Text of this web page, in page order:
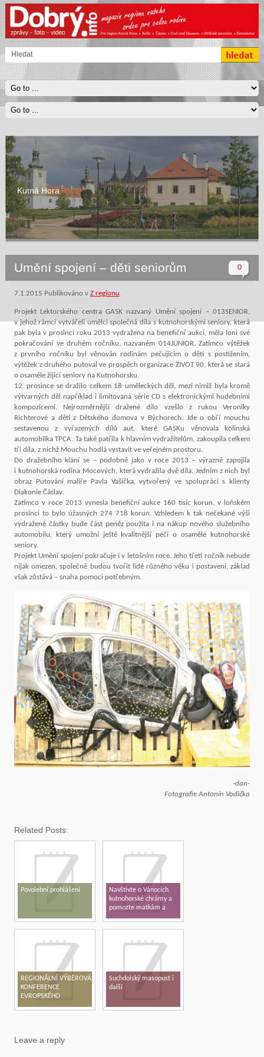
Kutná Hora
0
Umění spojení – děti seniorům
7.1.2015 Publikováno v Z regionu
Projekt Lektorského centra GASK nazvaný Umění spojení – 013SENIOR,
v jehož rámci vytvářeli umělci společná díla s kutnohorskými seniory, která
pak byla v prosinci roku 2013 vydražena na benefiční aukci, měla loni své
pokračování ve druhém ročníku, nazvaném 014JUNIOR. Zatímco výtěžek
z prvního ročníku byl věnován rodinám pečujícím o děti s postižením,
výtěžek z druhého putoval ve prospěch organizace ŽIVOT 90, která se stará
o osaměle žijící seniory na Kutnohorsku.
12. prosince se dražilo celkem 18 uměleckých děl, mezi nimiž byla kromě
výtvarných děl například i limitovaná série CD s elektronickými hudebními
kompozicemi. Nejrozměrnější dražené dílo vzešlo z rukou Veroniky
Richterové a dětí z Dětského domova v Býchorech. Jde o obří mouchu
sestavenou z vyřazených dílů aut, které GASKu věnovala kolínská
automobilka TPCA. Ta také patřila k hlavním vydražitelům, zakoupila celkem
tři díla, z nichž Mouchu hodlá vystavit ve veřejném prostoru.
Do dražebního klání se – podobně jako v roce 2013 – výrazně zapojila
i kutnohorská rodina Mocových, která vydražila dvě díla. Jedním z nich byl
obraz Putování malíře Pavla Vašíčka, vytvořený ve spolupráci s klienty
Diakonie Čáslav.
Zatímco v roce 2013 vynesla benefiční aukce 160 tisíc korun, v loňském
prosinci to bylo úžasných 274 718 korun. Vzhledem k tak nečekané výši
vydražené částky bude část peněz použita i na nákup nového služebního
automobilu, který umožní ještě kvalitnější péči o osamělé kutnohorské
seniory.
Projekt Umění spojení pokračuje i v letošním roce. Jeho třetí ročník nebude
nijak omezen, společně budou tvořit lidé různého věku i postavení, základ
však zůstává – snaha pomoci potřebným.
-dan-
Fotografie Antonín Vodička
Related Posts:
Povolební prohlášení
Navštivte o Vánocích
kutnohorské chrámy a
pomozte matkám a
REGIONÁLNÍ VÝBĚROVÁ
KONFERENCE
EVROPSKÉHO
Suchdolský masopust i
další
Leave a reply